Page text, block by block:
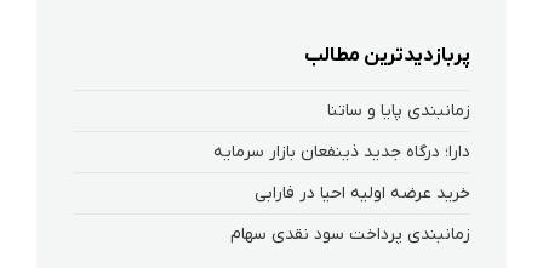
پربازدیدترین مطالب
زمانبندی پایا و ساتنا
دارا؛ درگاه جدید ذینفعان بازار سرمایه
خرید عرضه اولیه احیا در فارابی
زمانبندی پرداخت سود نقدی سهام‌